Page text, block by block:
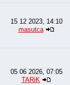
15 12 2023, 14:10
masutca
05 06 2026, 07:05
TARiK